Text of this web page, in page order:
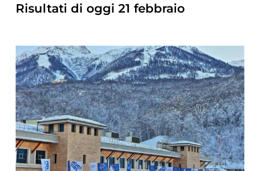
Risultati di oggi 21 febbraio